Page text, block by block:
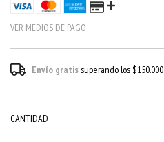
VER MEDIOS DE PAGO
Envío gratissuperando los $150.000
CANTIDAD